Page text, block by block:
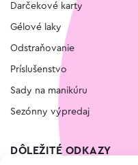
Darčekové karty
Gélové laky
Odstraňovanie
Príslušenstvo
Sady na manikúru
Sezónny výpredaj
DÔLEŽITÉ ODKAZY